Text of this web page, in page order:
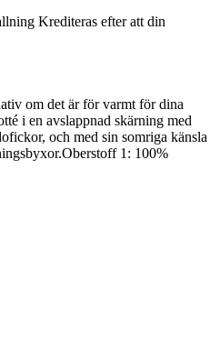
Krediteras efter att din
om det är för varmt för dina
i en avslappnad skärning med
och med sin somriga känsla
1: 100%